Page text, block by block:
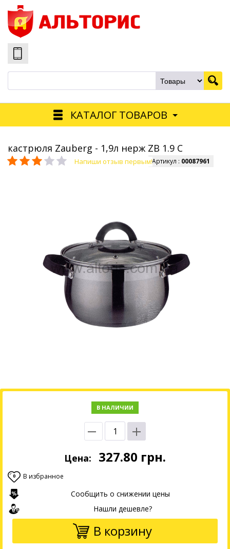
КАТАЛОГ ТОВАРОВ
кастрюля Zauberg - 1,9л нерж ZB 1.9 C
Напиши отзыв первым!Артикул : 00087961
В НАЛИЧИИ
Цена: 327.80 грн.
0 В избранное
Сообщить о снижении цены
Нашли дешевле?
В корзину